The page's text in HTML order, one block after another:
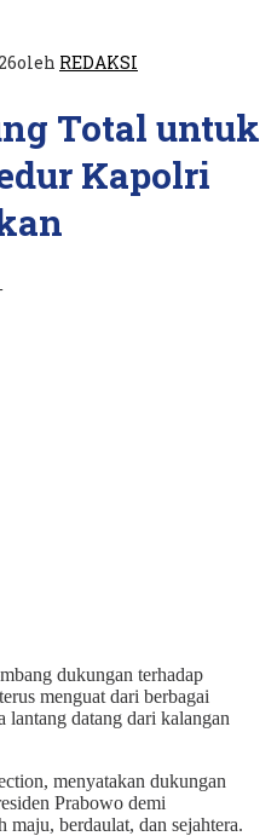
oleh REDAKSI
Total untuk
Kapolri
dukungan terhadap
menguat dari berbagai
lantang datang dari kalangan
menyatakan dukungan
Prabowo demi
berdaulat, dan sejahtera.